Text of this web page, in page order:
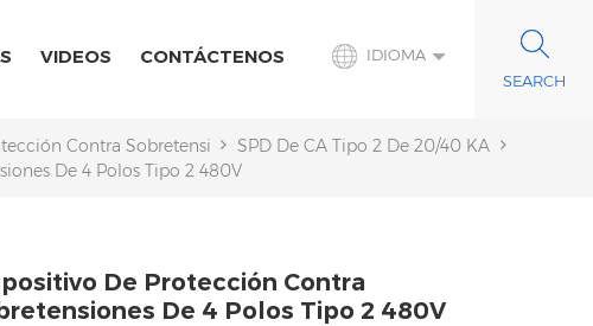
IDIOMA
VIDEOS CONTÁCTENOS
Contra Sobretensiones De CASPD De CA Tipo 2 De 20/40 KA
De 4 Polos Tipo 2 480V
De Protección Contra
De 4 Polos Tipo 2 480V